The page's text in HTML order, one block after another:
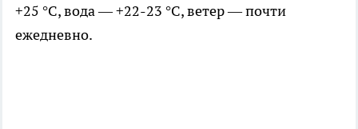
+25 °С, вода — +22-23 °С, ветер — почти
ежедневно.